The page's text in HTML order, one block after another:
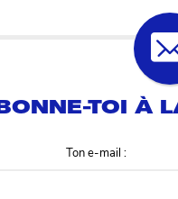
Ton e-mail :